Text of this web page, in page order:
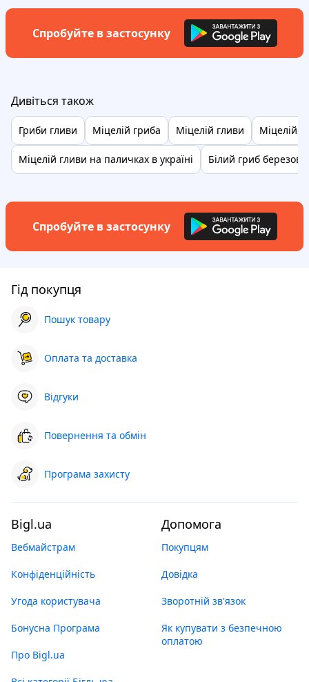
Спробуйте в застосунку
Дивіться також
Гриби гливи Міцелій гриба Міцелій гливи Міцелій
Міцелій гливи на паличках в україні Білий гриб
Спробуйте в застосунку
Гід покупця
Пошук товару
Оплата та доставка
Відгуки
Повернення та обмін
Програма захисту
Bigl.ua
Вебмайстрам
Конфіденційність
Угода користувача
Бонусна Програма
Про Bigl.ua
Допомога
Покупцям
Довідка
Зворотній зв'язок
Як купувати з безпечною
оплатою